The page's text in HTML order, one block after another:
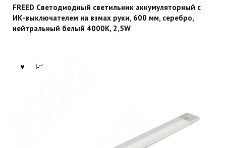
FREED Светодиодный светильник аккумуляторный с
ИК-выключателем на взмах руки, 600 мм, серебро,
нейтральный белый 4000К, 2,5W